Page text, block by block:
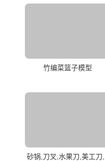
竹编菜篮子模型
砂锅,刀叉,水果刀,美工刀,..